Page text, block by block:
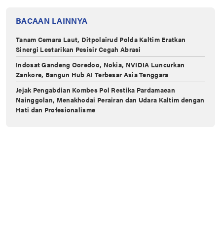
BACAAN LAINNYA
Tanam Cemara Laut, Ditpolairud Polda Kaltim Eratkan
Sinergi Lestarikan Pesisir Cegah Abrasi
Indosat Gandeng Ooredoo, Nokia, NVIDIA Luncurkan
Zankore, Bangun Hub AI Terbesar Asia Tenggara
Jejak Pengabdian Kombes Pol Restika Pardamaean
Nainggolan, Menakhodai Perairan dan Udara Kaltim dengan
Hati dan Profesionalisme